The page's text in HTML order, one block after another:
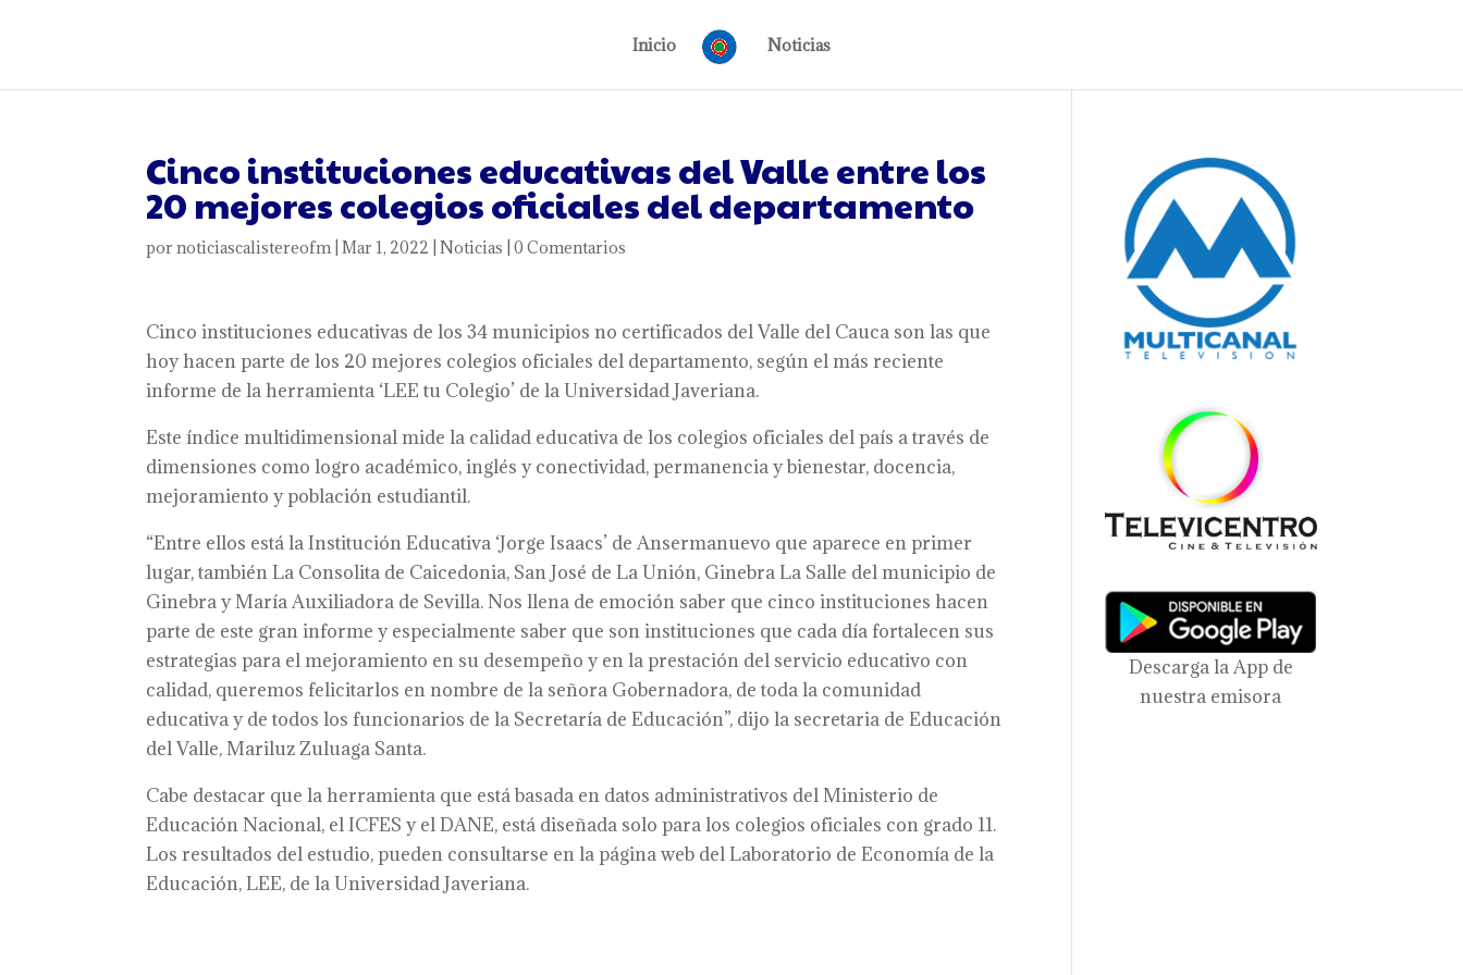
Inicio Noticias
Cinco instituciones educativas del Valle entre los
20 mejores colegios oficiales del departamento
pornoticiascalistereofm|Mar 1, 2022 |Noticias |0 Comentarios
Cinco instituciones educativas de los 34 municipios no certificados del Valle del Cauca son las que
hoy hacen parte de los 20 mejores colegios oficiales del departamento, según el más reciente
informe de la herramienta ‘LEE tu Colegio’ de la Universidad Javeriana.
Este índice multidimensional mide la calidad educativa de los colegios oficiales del país a través de
dimensiones como logro académico, inglés y conectividad, permanencia y bienestar, docencia,
mejoramiento y población estudiantil.
“Entre ellos está la Institución Educativa ‘Jorge Isaacs’ de Ansermanuevo que aparece en primer
lugar, también La Consolita de Caicedonia, San José de La Unión, Ginebra La Salle del municipio de
Ginebra y María Auxiliadora de Sevilla. Nos llena de emoción saber que cinco instituciones hacen
parte de este gran informe y especialmente saber que son instituciones que cada día fortalecen sus
estrategias para el mejoramiento en su desempeño y en la prestación del servicio educativo con
calidad, queremos felicitarlos en nombre de la señora Gobernadora, de toda la comunidad
educativa y de todos los funcionarios de la Secretaría de Educación”, dijo la secretaria de Educación
del Valle, Mariluz Zuluaga Santa.
Cabe destacar que la herramienta que está basada en datos administrativos del Ministerio de
Educación Nacional, el ICFES y el DANE, está diseñada solo para los colegios oficiales con grado 11.
Los resultados del estudio, pueden consultarse en la página web del Laboratorio de Economía de la
Educación, LEE, de la Universidad Javeriana.
Descarga la App de
nuestra emisora